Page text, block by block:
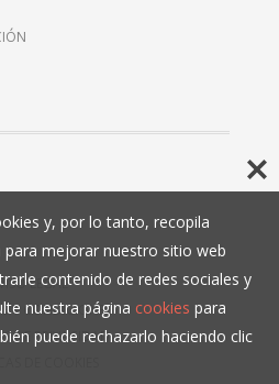
LEGAL
Y CONDICIONES
DE PRIVACIDAD
y, por lo tanto, recopila
mejorar nuestro sitio web
contenido de redes sociales y
nuestra página cookies para
puede rechazarlo haciendo clic